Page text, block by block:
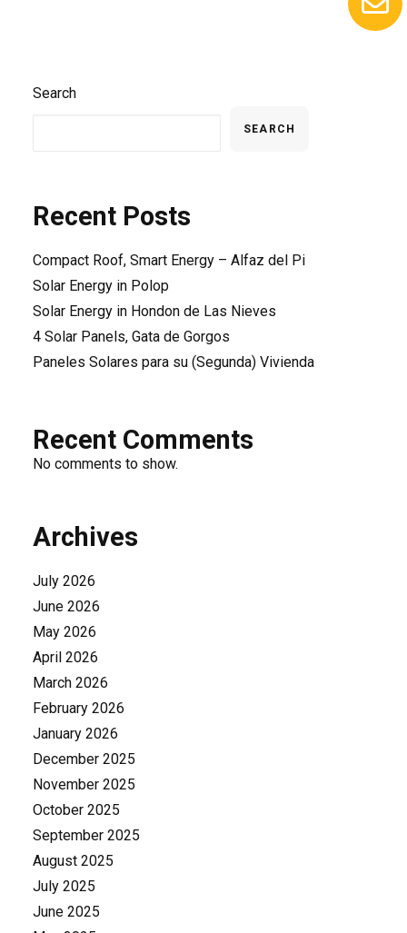
Search
SEARCH
Recent Posts
Compact Roof, Smart Energy – Alfaz del Pi
Solar Energy in Polop
Solar Energy in Hondon de Las Nieves
4 Solar Panels, Gata de Gorgos
Paneles Solares para su (Segunda) Vivienda
Recent Comments
No comments to show.
Archives
July 2026
June 2026
May 2026
April 2026
March 2026
February 2026
January 2026
December 2025
November 2025
October 2025
September 2025
August 2025
July 2025
June 2025